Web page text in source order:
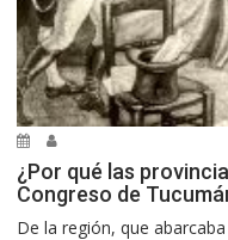
¿Por qué las
Congreso de
De la región, que